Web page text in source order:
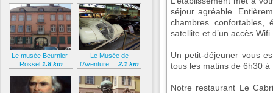
séjour agréable.
chambres confortables,
satellite et d’un accès Wifi.
Un petit-déjeuner vous
tous les matins de 6h30 à
Notre restaurant Le
Le musée Beurnier-
Rossel 1.8 km
Le Musée de
l'Aventure ... 2.1 km